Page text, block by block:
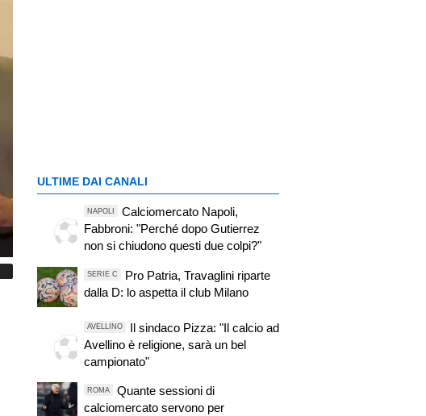
ULTIME DAI CANALI
NAPOLI
Calciomercato Napoli,
Fabbroni: "Perché dopo Gutierrez
non si chiudono questi due colpi?"
SERIE C
Pro Patria, Travaglini riparte
dalla D: lo aspetta il club Milano
AVELLINO
Il sindaco Pizza: "Il calcio ad
Avellino è religione, sarà un bel
campionato"
ROMA
Quante sessioni di
calciomercato servono per